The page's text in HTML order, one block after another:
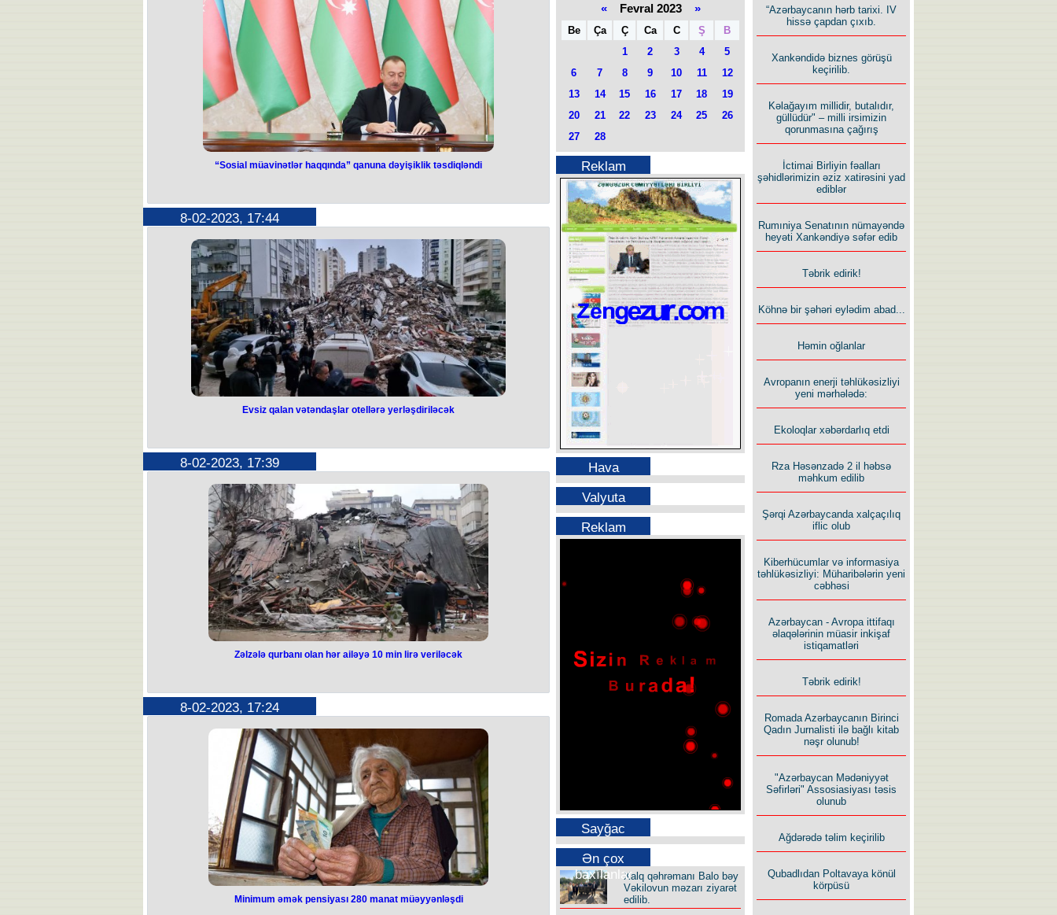
Prezident İlham Əliyev “Azərbaycan Respublikası vətəndaşının şəxsiyyət
vəsiqəsi haqqında” Azərbaycan Respublikasının Qanununda dəyişiklik
edilməsi barədə Qanunu imzalayıb. Dəyişikliyə əsasən, “Azərbaycan
Respublikası vətəndaşının şəxsiyyət vəsiqəsi haqqında” aşağıdakı
məzmunda ikinci və üçüncü cümlələr əlavə olunur:“Azərbaycan
Respublikası vətəndaşının şəxsiyyət vəsiqəsinin verilməsi üçün zəruri
olan sənədlərin Elektron Hökumət İnformasiya Sistemi vasitəsilə müvafiq
dövlət orqanından (qurumundan) əldə edilməsi mümkün olduqda, həmin
sənədlər vətəndaşdan tələb edilmir. Belə sənədlərin Elektron Hökumət
İnformasiya Sistemi vasitəsilə əldə edilməsi mümkün olmadığı hallarda
onların təqdim edilməsi vətəndaşın razılığı ilə sorğu əsasında müvafiq
dövlət orqanından (qurumundan) tələb olunur və ya vətəndaş tərəfindən
təmin edilir”.
qanuna dəyişiklik təsdiqləndi
Respublikasının Qanununda dəyişiklik edilməsi barədə Qanunu
imzalayıb. Sənədə əsasən, “Sosial müavinətlər haqqında” Azərbaycan
Respublikasının Qanununa aşağıdakı məzmunda 10.3-1-ci maddə əlavə
edilir: “10.3-1. Müavinətlərin təyin edilməsi üçün zəruri olan sənədlərin və
ya məlumatların Elektron Hökumət İnformasiya Sistemi vasitəsilə müvafiq
dövlət orqanından (qurumundan) əldə edilməsi mümkün olduqda, həmin
sənədlər və ya məlumatlar ərizəçidən tələb edilmir. Belə sənədlərin və ya
məlumatların Elektron Hökumət İnformasiya Sistemi vasitəsilə əldə
edilməsi mümkün olmadığı hallarda onların təqdim edilməsi ərizəçinin
razılığı ilə sorğu əsasında müvafiq dövlət orqanından (qurumundan) tələb
olunur və ya ərizəçi tərəfindən təmin edilir”.
“Sosial müavinətlər haqqında” qanuna dəyişiklik təsdiqləndi
8-02-2023, 17:44
yerləşdiriləcək
yerləşdiriləcək. Bunu Kahramanmaraşa səfər edən Türkiyə Prezidenti
Rəcəb Tayyib Ərdoğan deyib. "Dövlət qurumları iş başındadır. İlk günlər
bəzi çətinliklər yaşamışdıq, amma hazırda vəziyyət nəzarət altındadır.
Antalya, Alanya, Mersindəki otellərlə danışıqlar aparılıb. İstəyən
vətəndaşlarımızı ora yerləşdirəcəyik", - deyə Prezident vurğulayıb.
Evsiz qalan vətəndaşlar otellərə yerləşdiriləcək
8-02-2023, 17:39
min lirə veriləcək
Kahramanmaraşa səfər edən Türkiyə Prezidenti Rəcəb Tayyib Ərdoğan
deyib. "Zəlzələ zamanı əziyyət çəkən ailələrə ilkin olaraq 10 min lirə
veriləcək. İnşallah, bu rəqəm onların təlabatını qarşılayacaq. Bu gün birlik
olmaq vaxtıdır, provakasiyalara uymaq olmaz", - deyə Ərdoğan bildirib.
Xatırladaq ki, fevralın 6-da yerli vaxtla saat 04:17-də Türkiyənin
Kahramanmaraş vilayətinin Pazarcık rayonunda 7,7 bal, saat 13:24-də
isə Elbistan rayonunda 7,6 bal gücündə iki zəlzələ qeydə alınıb. Təbii
fəlakət zamanı ölənlərin sayı 8574 nəfərə çatıb. Son məlumatlara görə,
yaralı sayı 49 133 nəfərdir.
Zəlzələ qurbanı olan hər ailəyə 10 min lirə veriləcək
8-02-2023, 17:24
Minimum əmək pensiyası 280 manat müəyyənləşdi
«Fevral 2023 »
Be Ça Ç Ca C Ş
B
1
2 3 4
5
6
7 8 9 10 11
12
13
14 15 16 17 18
19
20
21 22 23 24 25
26
27
28
Reklam
Hava
Valyuta
Reklam
Sayğac
Ən çox
baxılanlarXalq qəhrəmanı Balo bəy
Vəkilovun məzarı ziyarət
edilib.
“Azərbaycanın hərb tarixi. IV
hissə çapdan çıxıb.
Xankəndidə biznes görüşü
keçirilib.
Kəlağayım millidir, butalıdır,
güllüdür" – milli irsimizin
qorunmasına çağırış
İctimai Birliyin fəalları
şəhidlərimizin əziz xatirəsini yad
ediblər
Rumıniya Senatının nümayəndə
heyəti Xankəndiyə səfər edib
Təbrik edirik!
Köhnə bir şəhəri eylədim abad...
Həmin oğlanlar
Avropanın enerji təhlükəsizliyi
yeni mərhələdə:
Ekoloqlar xəbərdarlıq etdi
Rza Həsənzadə 2 il həbsə
məhkum edilib
Şərqi Azərbaycanda xalçaçılıq
iflic olub
Kiberhücumlar və informasiya
təhlükəsizliyi: Müharibələrin yeni
cəbhəsi
Azərbaycan - Avropa ittifaqı
əlaqələrinin müasir inkişaf
istiqamatləri
Təbrik edirik!
Romada Azərbaycanın Birinci
Qadın Jurnalisti ilə bağlı kitab
nəşr olunub!
"Azərbaycan Mədəniyyət
Səfirləri" Assosiasiyası təsis
olunub
Ağdərədə təlim keçirilib
Qubadlıdan Poltavaya könül
körpüsü